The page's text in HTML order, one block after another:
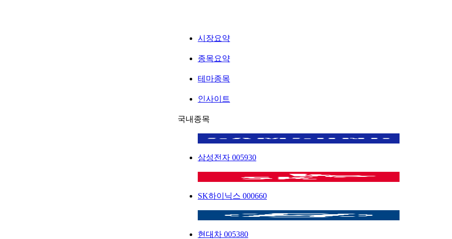
시장요약
종목요약
테마종목
인사이트
국내종목
삼성전자 005930
SK하이닉스 000660
현대차 005380